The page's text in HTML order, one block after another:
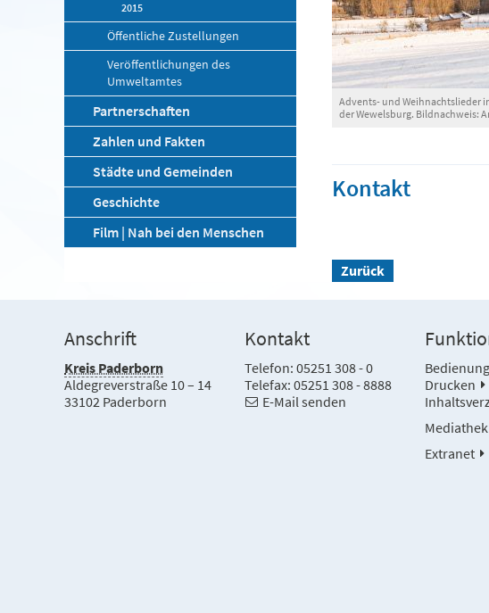
2015
Öffentliche Zustellungen
Veröffentlichungen des
Umweltamtes
Partnerschaften
Zahlen und Fakten
Städte und Gemeinden
Geschichte
Film | Nah bei den Menschen
Advents- und Weihnachtslieder
der Wewelsburg. Bildnachweis:
Kontakt
Zurück
Anschrift
Kreis Paderborn
Aldegreverstraße 10 – 14
33102 Paderborn
Kontakt
Telefon: 05251 308 - 0
Telefax: 05251 308 - 8888
E-Mail senden
Drucken
Mediathek
Extranet